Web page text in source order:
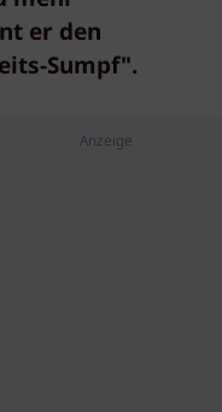
er den
Sumpf".
Anzeige